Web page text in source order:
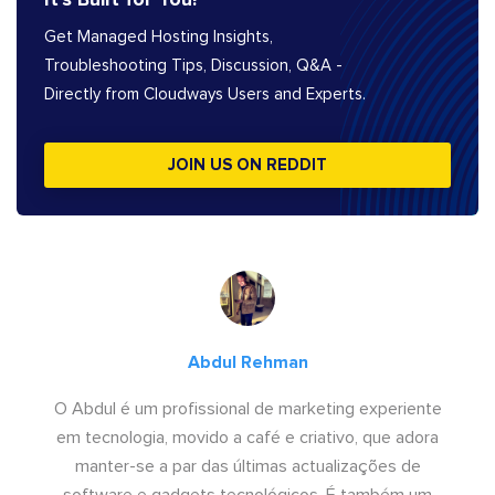
Get Managed Hosting Insights,
Troubleshooting Tips, Discussion, Q&A -
Directly from Cloudways Users and Experts.
JOIN US ON REDDIT
Abdul Rehman
O Abdul é um profissional de marketing experiente
em tecnologia, movido a café e criativo, que adora
manter-se a par das últimas actualizações de